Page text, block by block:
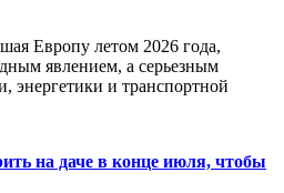
Европу летом 2026 года,
явлением, а серьезным
энергетики и транспортной
на даче в конце июля, чтобы